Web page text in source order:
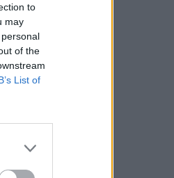
to
may
of the
List of